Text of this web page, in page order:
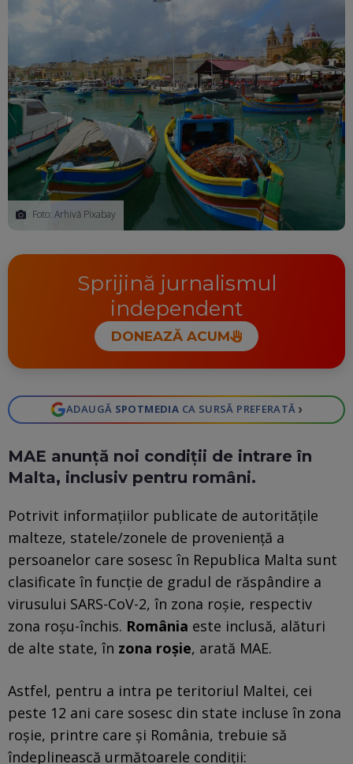
Foto: Arhivă Pixabay
Sprijină jurnalismul
independent
DONEAZĂ ACUM
ADAUGĂ SPOTMEDIA CA SURSĂ PREFERATĂ ›
MAE anunţă noi condiţii de intrare în
Malta, inclusiv pentru români.
Potrivit informaţiilor publicate de autorităţile
malteze, statele/zonele de provenienţă a
persoanelor care sosesc în Republica Malta sunt
clasificate în funcţie de gradul de răspândire a
virusului SARS-CoV-2, în zona roşie, respectiv
zona roşu-închis. România este inclusă, alături
de alte state, în zona roşie, arată MAE.
Astfel, pentru a intra pe teritoriul Maltei, cei
peste 12 ani care sosesc din state incluse în zona
roşie, printre care şi România, trebuie să
îndeplinească următoarele condiţii: